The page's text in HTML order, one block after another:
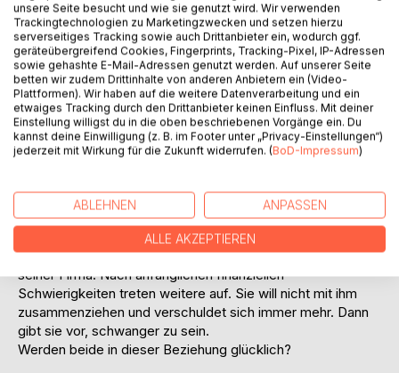
Titel bewerten
BESCHREIBUNG
Der Autor (62 Jahre alt) lernt eine 9 Jahre jüngere hübsche
Witwe kennen. Bei ihm ist es Liebe auf den ersten Blick.
Sie ist seine Traumfrau und wird seine Partnerin. Leider hat
sie keine Arbeit mehr, daher gibt er ihr eine Anstellung in
seiner Firma. Nach anfänglichen finanziellen
Schwierigkeiten treten weitere auf. Sie will nicht mit ihm
zusammenziehen und verschuldet sich immer mehr. Dann
gibt sie vor, schwanger zu sein.
Werden beide in dieser Beziehung glücklich?
unsere Seite besucht und wie sie genutzt wird. Wir verwenden
Trackingtechnologien zu Marketingzwecken und setzen hierzu
serverseitiges Tracking sowie auch Drittanbieter ein, wodurch ggf.
geräteübergreifend Cookies, Fingerprints, Tracking-Pixel, IP-Adressen
sowie gehashte E-Mail-Adressen genutzt werden. Auf unserer Seite
betten wir zudem Drittinhalte von anderen Anbietern ein (Video-
Plattformen). Wir haben auf die weitere Datenverarbeitung und ein
etwaiges Tracking durch den Drittanbieter keinen Einfluss. Mit deiner
Einstellung willigst du in die oben beschriebenen Vorgänge ein. Du
kannst deine Einwilligung (z. B. im Footer unter „Privacy-Einstellungen“)
jederzeit mit Wirkung für die Zukunft widerrufen. (BoD-Impressum)
ABLEHNEN ANPASSEN
ALLE AKZEPTIEREN